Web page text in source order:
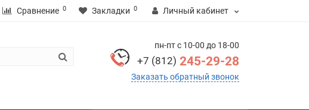
Сравнение 0 Закладки 0 Личный кабинет
пн-пт с 10-00 до 18-00
+7 (812) 245-29-28
Заказать обратный звонок